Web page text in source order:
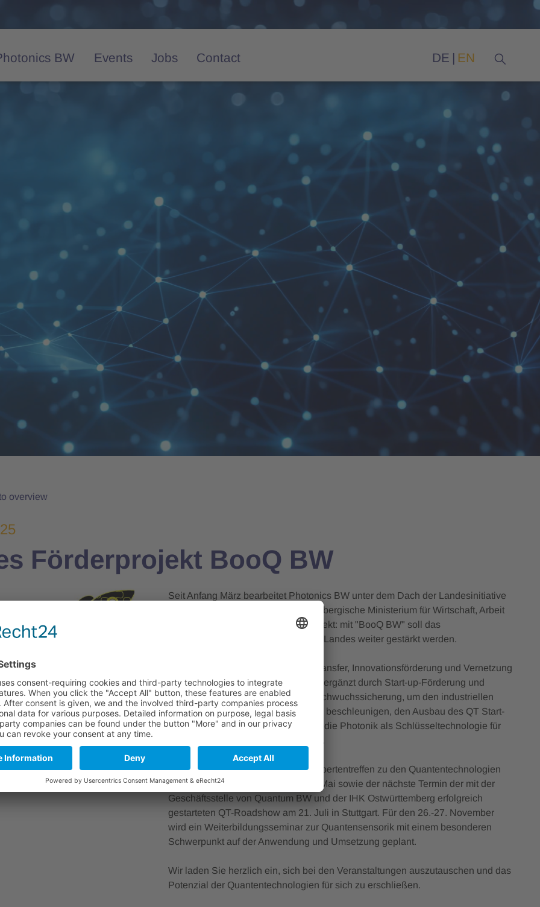
BW Events Jobs Contact DE EN
overview
Förderprojekt BooQ BW
Seit Anfang März bearbeitet Photonics BW unter dem Dach der Landesinitiative
Quantum BW für das baden-württembergische Ministerium für Wirtschaft, Arbeit
und Tourismus ein neues Förderprojekt: mit "BooQ BW" soll das
Quantentechnologe-Ökosystem des Landes weiter gestärkt werden.
Aktivitäten im Bereich Technologietransfer, Innovationsförderung und Vernetzung
werden in den nächsten drei Jahren ergänzt durch Start-up-Förderung und
Maßnahmen zu Fachkräften und Nachwuchssicherung, um den industriellen
Einsatz der Quantentechnologien zu beschleunigen, den Ausbau des QT Start-
up Ökosystems voranzubringen und die Photonik als Schlüsseltechnologie für
die Quantentechnologien zu stärken.
Die nächsten Aktivitäten sind ein Expertentreffen zu den Quantentechnologien
an der Universität Konstanz am 19. Mai sowie der nächste Termin der mit der
Geschäftsstelle von Quantum BW und der IHK Ostwürttemberg erfolgreich
gestarteten QT-Roadshow am 21. Juli in Stuttgart. Für den 26.-27. November
wird ein Weiterbildungsseminar zur Quantensensorik mit einem besonderen
Schwerpunkt auf der Anwendung und Umsetzung geplant.
Wir laden Sie herzlich ein, sich bei den Veranstaltungen auszutauschen und das
Potenzial der Quantentechnologien für sich zu erschließen.